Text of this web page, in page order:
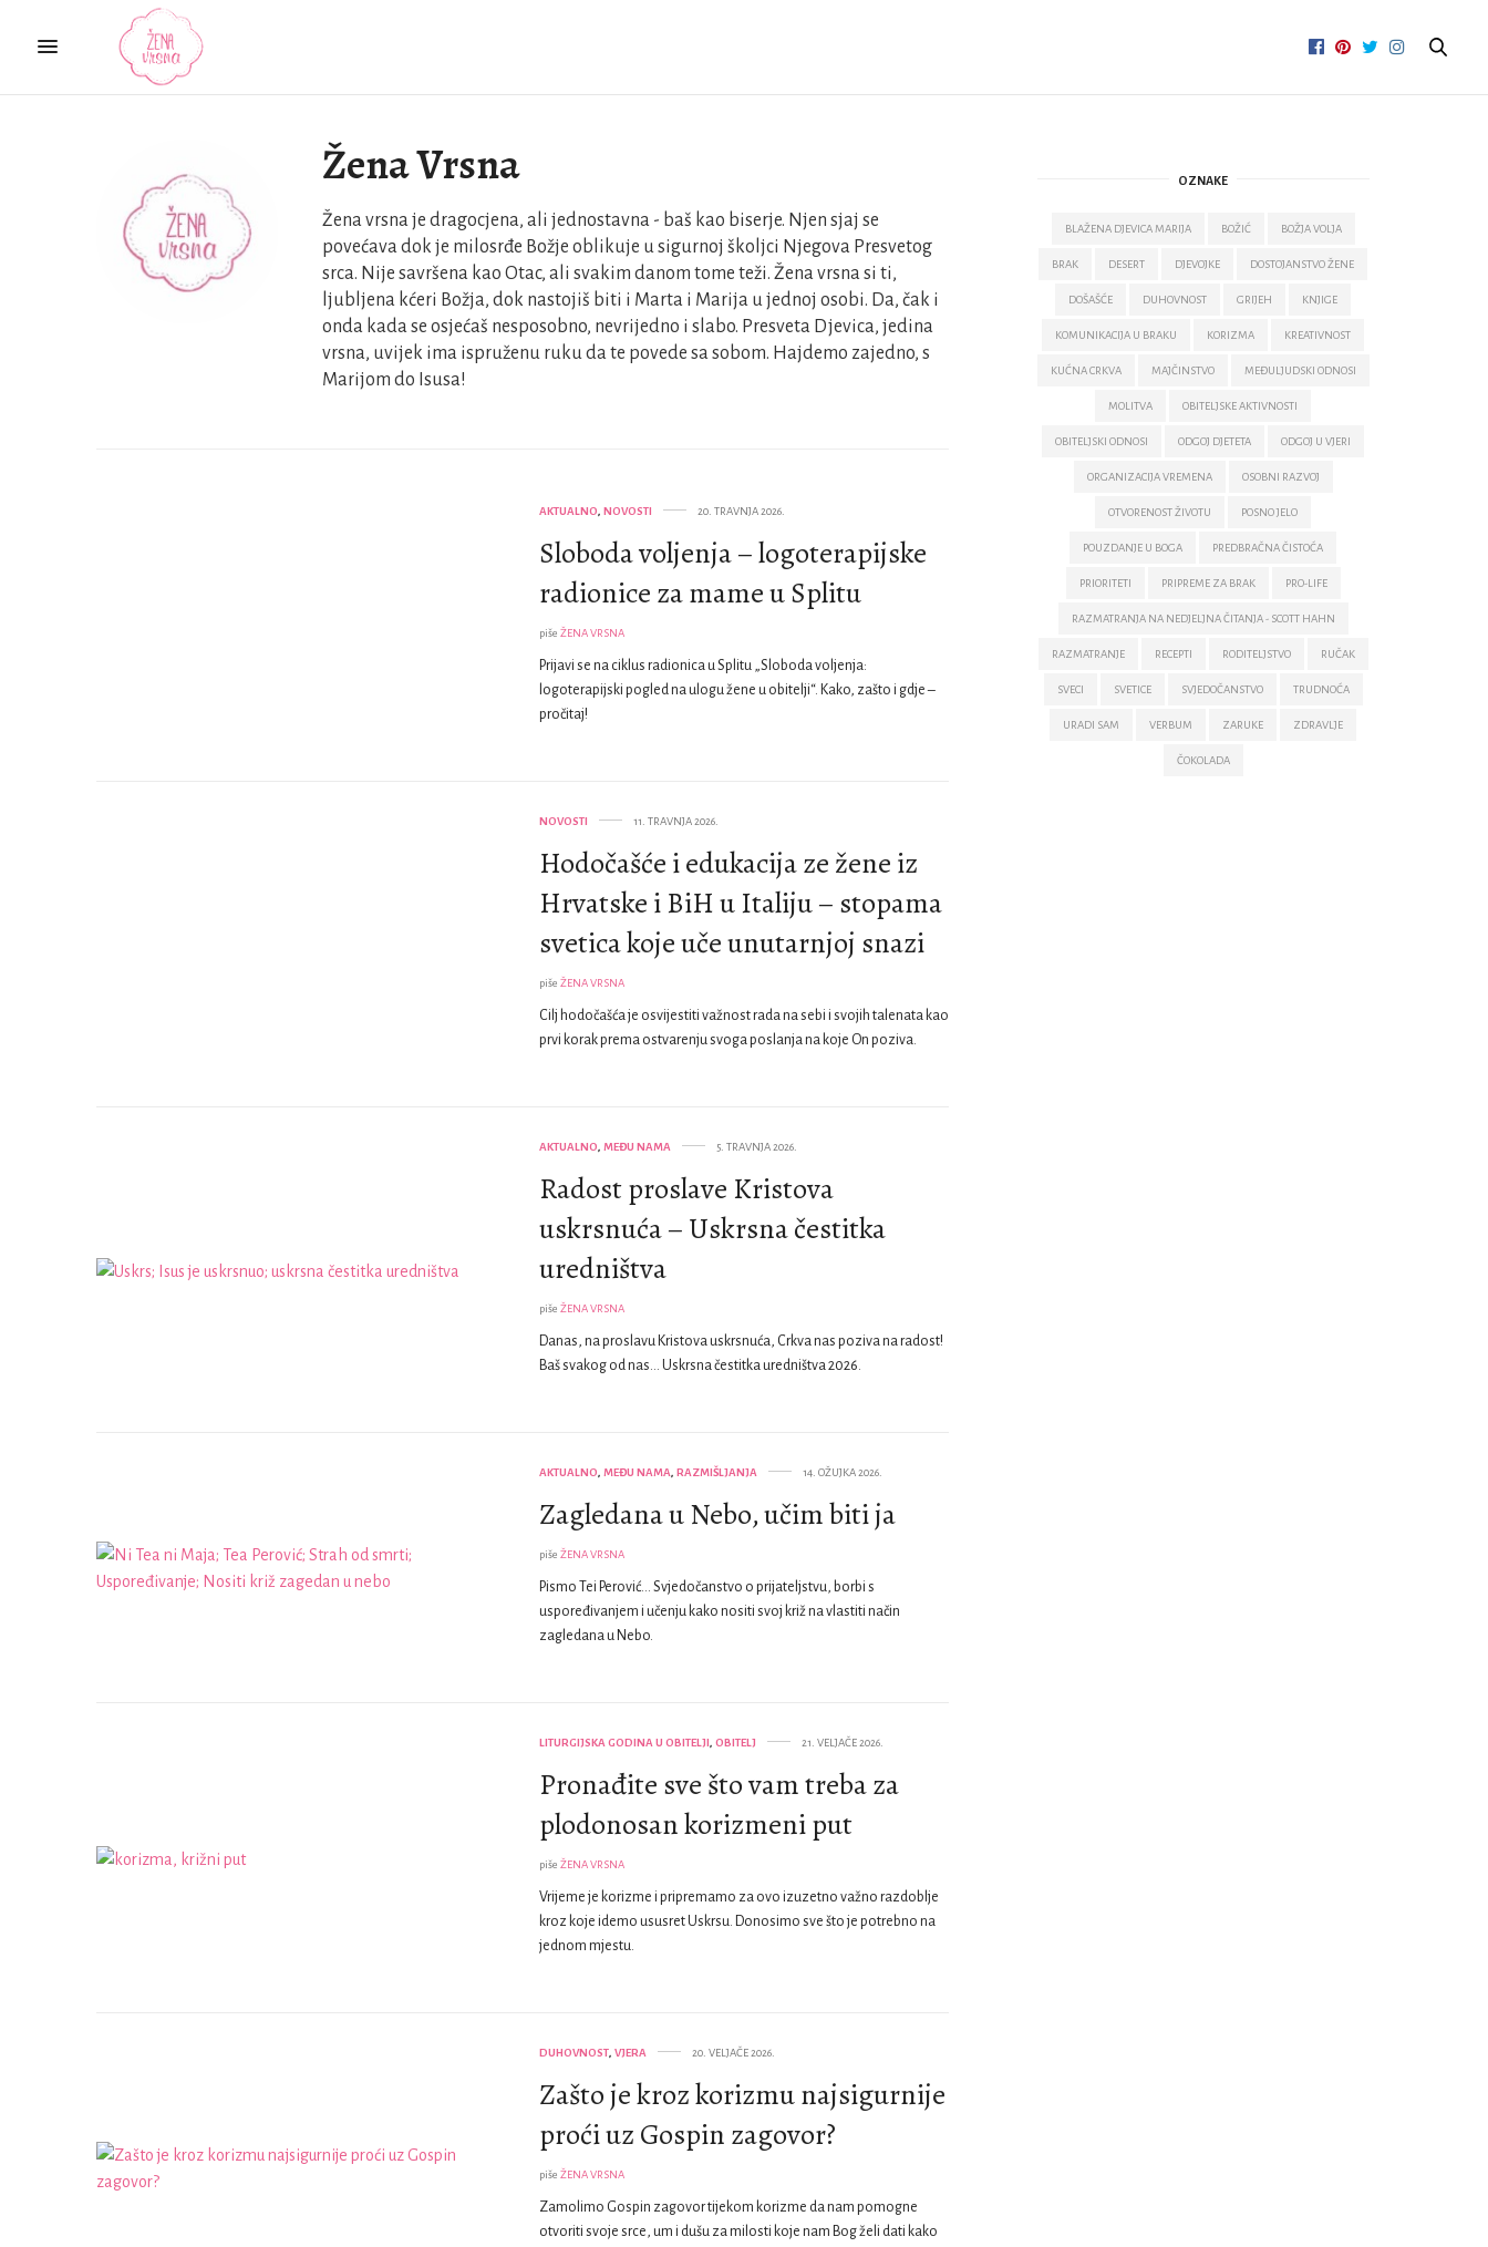
Žena Vrsna
Žena vrsna je dragocjena, ali jednostavna - baš kao biserje. Njen sjaj se
povećava dok je milosrđe Božje oblikuje u sigurnoj školjci Njegova Presvetog
srca. Nije savršena kao Otac, ali svakim danom tome teži. Žena vrsna si ti,
ljubljena kćeri Božja, dok nastojiš biti i Marta i Marija u jednoj osobi. Da, čak i
onda kada se osjećaš nesposobno, nevrijedno i slabo. Presveta Djevica, jedina
vrsna, uvijek ima ispruženu ruku da te povede sa sobom. Hajdemo zajedno, s
Marijom do Isusa!
AKTUALNO, NOVOSTI 20. TRAVNJA 2026.
Sloboda voljenja – logoterapijske
radionice za mame u Splitu
piše ŽENA VRSNA
Prijavi se na ciklus radionica u Splitu „Sloboda voljenja:
logoterapijski pogled na ulogu žene u obitelji“. Kako, zašto i gdje –
pročitaj!
NOVOSTI 11. TRAVNJA 2026.
Hodočašće i edukacija ze žene iz
Hrvatske i BiH u Italiju – stopama
svetica koje uče unutarnjoj snazi
piše ŽENA VRSNA
Cilj hodočašća je osvijestiti važnost rada na sebi i svojih talenata kao
prvi korak prema ostvarenju svoga poslanja na koje On poziva.
AKTUALNO, MEĐU NAMA 5. TRAVNJA 2026.
Radost proslave Kristova
uskrsnuća – Uskrsna čestitka
uredništva
piše ŽENA VRSNA
Danas, na proslavu Kristova uskrsnuća, Crkva nas poziva na radost!
Baš svakog od nas… Uskrsna čestitka uredništva 2026.
AKTUALNO, MEĐU NAMA, RAZMIŠLJANJA 14. OŽUJKA 2026.
Zagledana u Nebo, učim biti ja
piše ŽENA VRSNA
Pismo Tei Perović… Svjedočanstvo o prijateljstvu, borbi s
uspoređivanjem i učenju kako nositi svoj križ na vlastiti način
zagledana u Nebo.
LITURGIJSKA GODINA U OBITELJI , OBITELJ 21. VELJAČE 2026.
Pronađite sve što vam treba za
plodonosan korizmeni put
piše ŽENA VRSNA
Vrijeme je korizme i pripremamo za ovo izuzetno važno razdoblje
kroz koje idemo ususret Uskrsu. Donosimo sve što je potrebno na
jednom mjestu.
DUHOVNOST, VJERA 20. VELJAČE 2026.
Zašto je kroz korizmu najsigurnije
proći uz Gospin zagovor?
piše ŽENA VRSNA
Zamolimo Gospin zagovor tijekom korizme da nam pomogne
otvoriti svoje srce, um i dušu za milosti koje nam Bog želi dati kako
OZNAKE
BLAŽENA DJEVICA MARIJA BOŽIĆ BOŽJA VOLJA
BRAK DESERT DJEVOJKE DOSTOJANSTVO ŽENE
DOŠAŠĆE DUHOVNOST GRIJEH KNJIGE
KOMUNIKACIJA U BRAKU KORIZMA KREATIVNOST
KUĆNA CRKVA MAJČINSTVO MEĐULJUDSKI ODNOSI
MOLITVA OBITELJSKE AKTIVNOSTI
OBITELJSKI ODNOSI ODGOJ DJETETA ODGOJ U VJERI
ORGANIZACIJA VREMENA OSOBNI RAZVOJ
OTVORENOST ŽIVOTU POSNO JELO
POUZDANJE U BOGA PREDBRAČNA ČISTOĆA
PRIORITETI PRIPREME ZA BRAK PRO-LIFE
RAZMATRANJA NA NEDJELJNA ČITANJA - SCOTT HAHN
RAZMATRANJE RECEPTI RODITELJSTVO RUČAK
SVECI SVETICE SVJEDOČANSTVO TRUDNOĆA
URADI SAM VERBUM ZARUKE ZDRAVLJE
ČOKOLADA